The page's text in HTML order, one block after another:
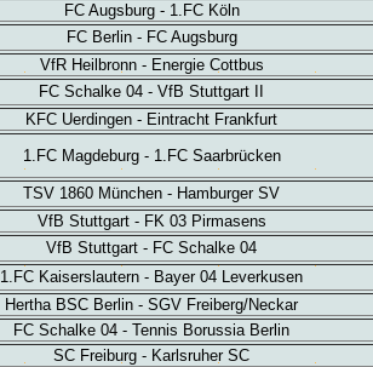
FC Augsburg - 1.FC Köln
FC Berlin - FC Augsburg
VfR Heilbronn - Energie Cottbus
FC Schalke 04 - VfB Stuttgart II
KFC Uerdingen - Eintracht Frankfurt
1.FC Magdeburg - 1.FC Saarbrücken
TSV 1860 München - Hamburger SV
VfB Stuttgart - FK 03 Pirmasens
VfB Stuttgart - FC Schalke 04
1.FC Kaiserslautern - Bayer 04 Leverkusen
Hertha BSC Berlin - SGV Freiberg/Neckar
FC Schalke 04 - Tennis Borussia Berlin
SC Freiburg - Karlsruher SC